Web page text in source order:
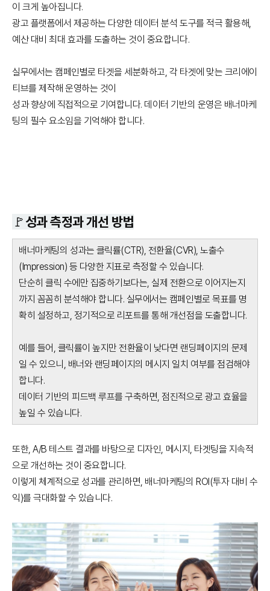
이 크게 높아집니다.
광고 플랫폼에서 제공하는 다양한 데이터 분석 도구를 적극 활용해,
예산 대비 최대 효과를 도출하는 것이 중요합니다.
실무에서는 캠페인별로 타겟을 세분화하고, 각 타겟에 맞는 크리에이
티브를 제작해 운영하는 것이
성과 향상에 직접적으로 기여합니다. 데이터 기반의 운영은 배너마케
팅의 필수 요소임을 기억해야 합니다.
🚩성과 측정과 개선 방법
배너마케팅의 성과는 클릭률(CTR), 전환율(CVR), 노출수
(Impression) 등 다양한 지표로 측정할 수 있습니다.
단순히 클릭 수에만 집중하기보다는, 실제 전환으로 이어지는지
까지 꼼꼼히 분석해야 합니다. 실무에서는 캠페인별로 목표를 명
확히 설정하고, 정기적으로 리포트를 통해 개선점을 도출합니다.
예를 들어, 클릭률이 높지만 전환율이 낮다면 랜딩페이지의 문제
일 수 있으니, 배너와 랜딩페이지의 메시지 일치 여부를 점검해야
합니다.
데이터 기반의 피드백 루프를 구축하면, 점진적으로 광고 효율을
높일 수 있습니다.
또한, A/B 테스트 결과를 바탕으로 디자인, 메시지, 타겟팅을 지속적
으로 개선하는 것이 중요합니다.
이렇게 체계적으로 성과를 관리하면, 배너마케팅의 ROI(투자 대비 수
익)를 극대화할 수 있습니다.